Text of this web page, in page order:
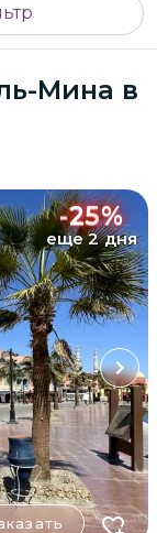
Мина в
-25%
еще 2 дня